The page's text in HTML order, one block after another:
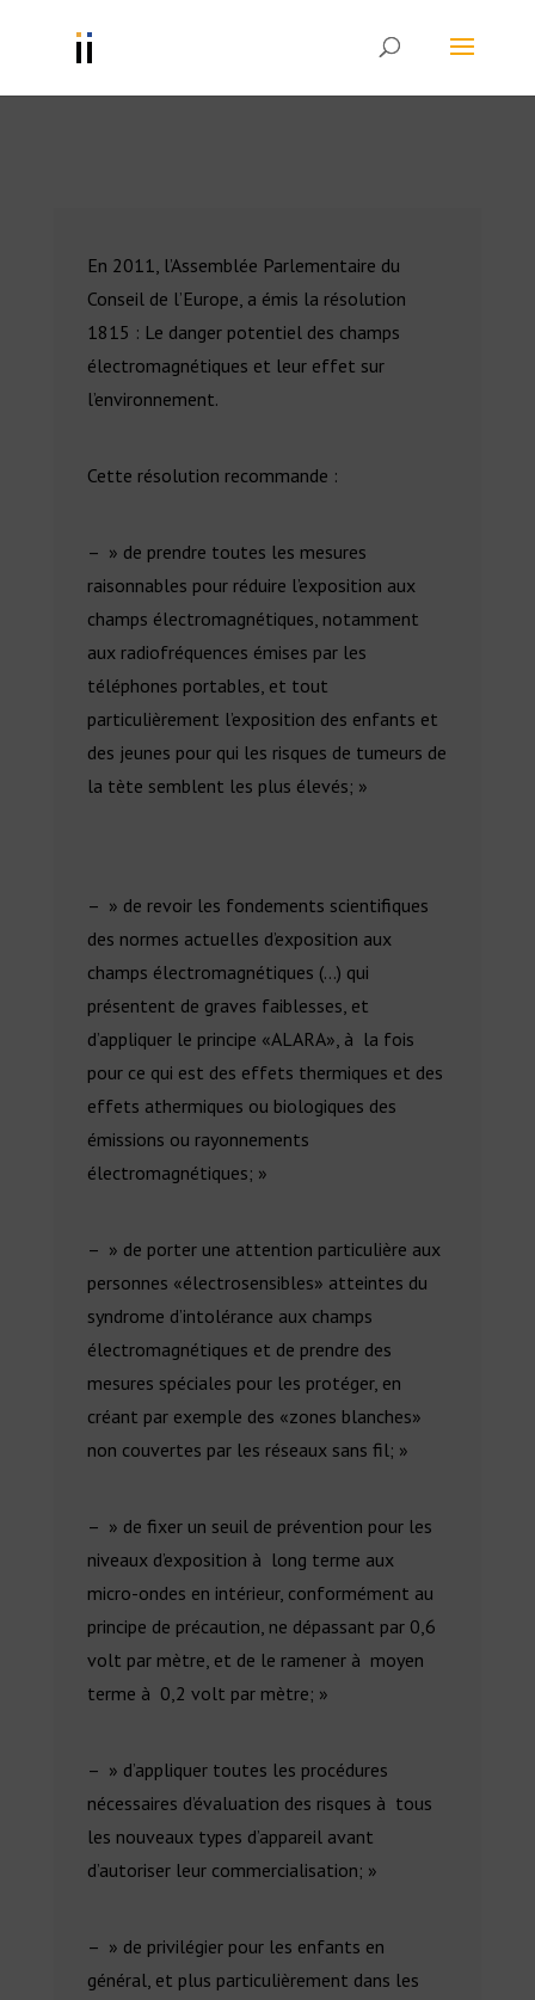
En 2011, l’Assemblée Parlementaire du
Conseil de l’Europe, a émis la résolution
1815 : Le danger potentiel des champs
électromagnétiques et leur effet sur
l’environnement.
Cette résolution recommande :
– » de prendre toutes les mesures
raisonnables pour réduire l’exposition aux
champs électromagnétiques, notamment
aux radiofréquences émises par les
téléphones portables, et tout
particulièrement l’exposition des enfants et
des jeunes pour qui les risques de tumeurs de
la tète semblent les plus élevés; »
– » de revoir les fondements scientifiques
des normes actuelles d’exposition aux
champs électromagnétiques (…) qui
présentent de graves faiblesses, et
d’appliquer le principe «ALARA», à la fois
pour ce qui est des effets thermiques et des
effets athermiques ou biologiques des
émissions ou rayonnements
électromagnétiques; »
– » de porter une attention particulière aux
personnes «électrosensibles» atteintes du
syndrome d’intolérance aux champs
électromagnétiques et de prendre des
mesures spéciales pour les protéger, en
créant par exemple des «zones blanches»
non couvertes par les réseaux sans fil; »
– » de fixer un seuil de prévention pour les
niveaux d’exposition à long terme aux
micro-ondes en intérieur, conformément au
principe de précaution, ne dépassant par 0,6
volt par mètre, et de le ramener à moyen
terme à 0,2 volt par mètre; »
– » d’appliquer toutes les procédures
nécessaires d’évaluation des risques à tous
les nouveaux types d’appareil avant
d’autoriser leur commercialisation; »
– » de privilégier pour les enfants en
général, et plus particulièrement dans les